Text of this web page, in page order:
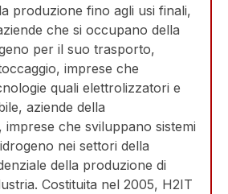
produzione fino agli usi finali,
che si occupano della
per il suo trasporto,
imprese che
quali elettrolizzatori e
aziende della
imprese che sviluppano sistemi
nei settori della
della produzione di
Costituita nel 2005, H2IT